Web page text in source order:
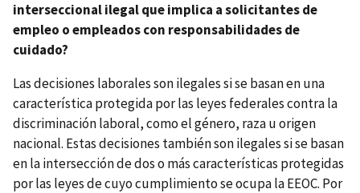
interseccional ilegal que implica a solicitantes de
empleo o empleados con responsabilidades de
cuidado?
Las decisiones laborales son ilegales si se basan en una
característica protegida por las leyes federales contra la
discriminación laboral, como el género, raza u origen
nacional. Estas decisiones también son ilegales si se basan
en la intersección de dos o más características protegidas
por las leyes de cuyo cumplimiento se ocupa la EEOC. Por